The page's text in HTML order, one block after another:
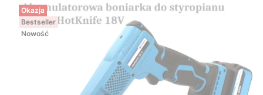
Okazja
Bestseller
Nowość